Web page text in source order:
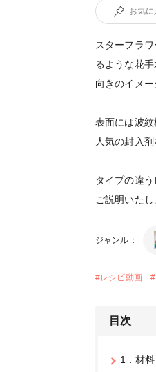
お気
スターフラ
るような花
向きのイメ
表面には波
人気の封入
タイプの違
ご説明いた
ジャンル：
#レシピ動画 #
目次
1．材